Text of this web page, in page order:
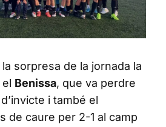
la sorpresa de la jornada la
Benissa, que va perdre
i també el
de caure per 2-1 al camp